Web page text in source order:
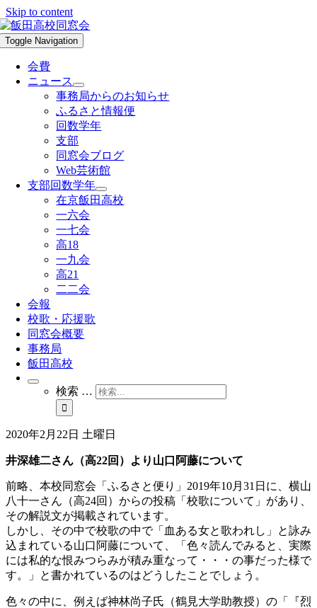
Skip to content
Toggle Navigation
会費
ニュース
事務局からのお知らせ
ふるさと情報便
回数学年
支部
同窓会ブログ
Web芸術館
支部回数学年
在京飯田高校
一六会
一七会
高18
一九会
高21
二二会
会報
校歌・応援歌
同窓会概要
事務局
飯田高校
検索 …
2020年2月22日 土曜日
井深雄二さん（高22回）より山口阿藤について
前略、本校同窓会「ふるさと便り」2019年10月31日に、横山
八十一さん（高24回）からの投稿「校歌について」があり、
その解説文が掲載されています。
しかし、その中で校歌の中で「血ある女と歌われし」と詠み
込まれている山口阿藤について、「 色々読んでみると、実際
には私的な恨みつらみが積み重なって・・・の事だった様で
す。」と書かれているのはどうしたことでしょう。
色々の中に、例えば神林尚子氏（鶴見大学助教授）の「『烈